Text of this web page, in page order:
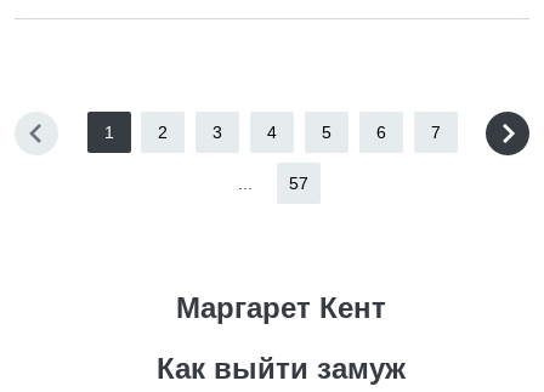
1 2 3 4 5 6 7
57
Маргарет Кент
Как выйти замуж